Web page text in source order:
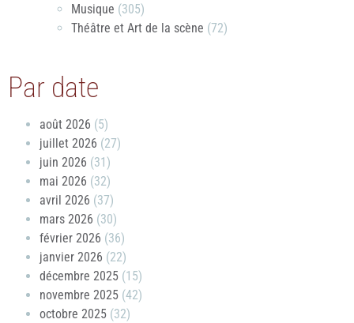
Musique (305)
Théâtre et Art de la scène (72)
Par date
août 2026 (5)
juillet 2026 (27)
juin 2026 (31)
mai 2026 (32)
avril 2026 (37)
mars 2026 (30)
février 2026 (36)
janvier 2026 (22)
décembre 2025 (15)
novembre 2025 (42)
octobre 2025 (32)